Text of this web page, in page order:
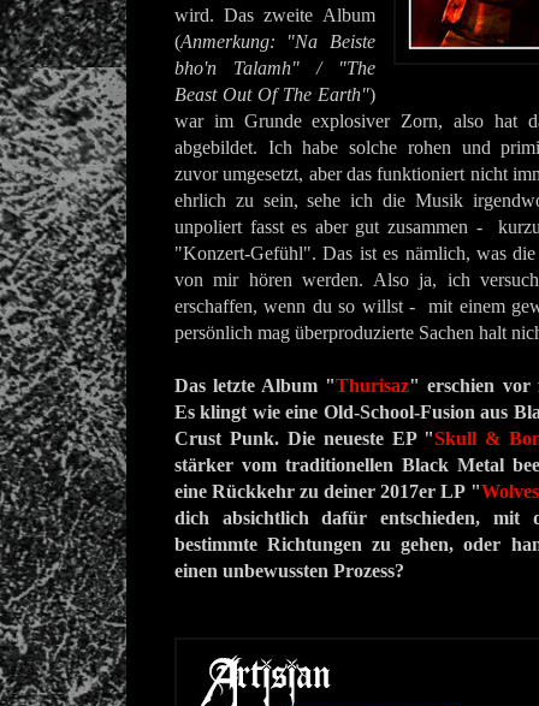
wird. Das zweite Album
(Anmerkung: "Na Beiste
bho'n Talamh" / "The
Beast Out Of The Earth")
war im Grunde explosiver Zorn, also hat
abgebildet. Ich habe solche rohen und
zuvor umgesetzt, aber das funktioniert nicht
ehrlich zu sein, sehe ich die Musik
unpoliert fasst es aber gut zusammen -
"Konzert-Gefühl". Das ist es nämlich, was
von mir hören werden. Also ja, ich
erschaffen, wenn du so willst - mit einem
persönlich mag überproduzierte Sachen halt
Das letzte Album "Thurisaz" erschien vor
Es klingt wie eine Old-School-Fusion aus
Crust Punk. Die neueste EP "Skull &
stärker vom traditionellen Black Metal
eine Rückkehr zu deiner 2017er LP "
dich absichtlich dafür entschieden, mit
bestimmte Richtungen zu gehen, oder
einen unbewussten Prozess?